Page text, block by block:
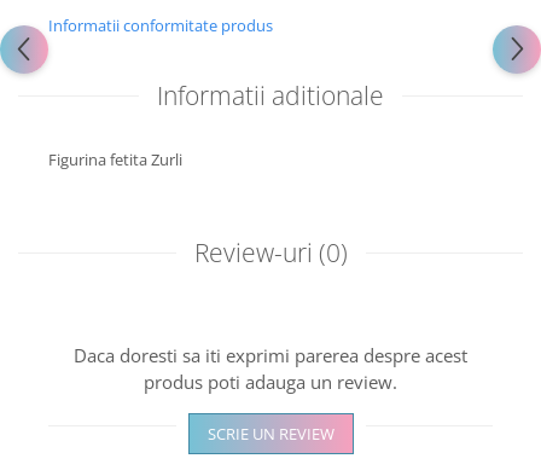
Informatii conformitate produs
Informatii aditionale
Figurina fetita Zurli
Review-uri (0)
Daca doresti sa iti exprimi parerea despre acest
produs poti adauga un review.
SCRIE UN REVIEW